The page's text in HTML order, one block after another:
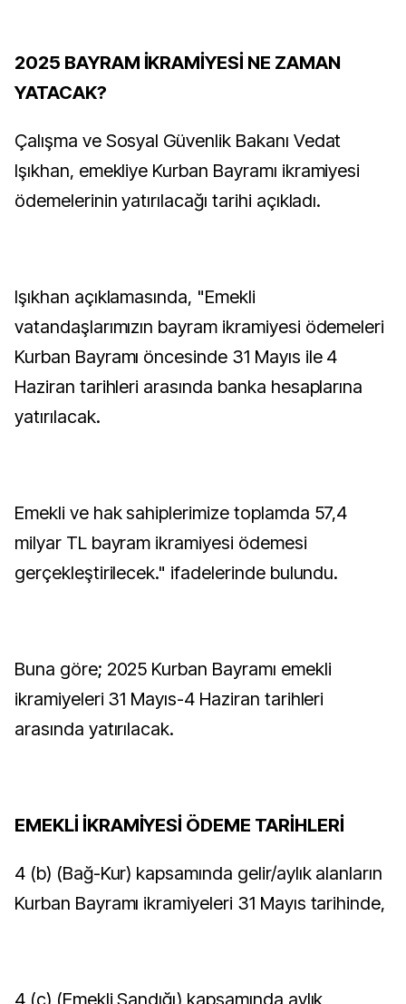
2025 BAYRAM İKRAMİYESİ NE ZAMAN
YATACAK?
Çalışma ve Sosyal Güvenlik Bakanı Vedat
Işıkhan, emekliye Kurban Bayramı ikramiyesi
ödemelerinin yatırılacağı tarihi açıkladı.
Işıkhan açıklamasında, "Emekli
vatandaşlarımızın bayram ikramiyesi ödemeleri
Kurban Bayramı öncesinde 31 Mayıs ile 4
Haziran tarihleri arasında banka hesaplarına
yatırılacak.
Emekli ve hak sahiplerimize toplamda 57,4
milyar TL bayram ikramiyesi ödemesi
gerçekleştirilecek." ifadelerinde bulundu.
Buna göre; 2025 Kurban Bayramı emekli
ikramiyeleri 31 Mayıs-4 Haziran tarihleri
arasında yatırılacak.
EMEKLİ İKRAMİYESİ ÖDEME TARİHLERİ
4 (b) (Bağ-Kur) kapsamında gelir/aylık alanların
Kurban Bayramı ikramiyeleri 31 Mayıs tarihinde,
4 (c) (Emekli Sandığı) kapsamında aylık